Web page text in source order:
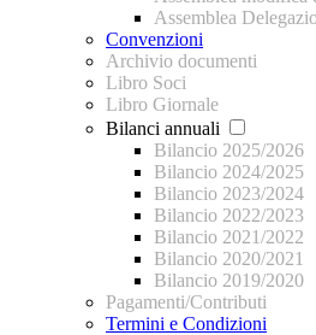
Assemblea
Convenzioni
Archivio documenti
Libro Soci
Libro Giornale
Bilanci annuali
Bilancio 2025/2026
Bilancio 2024/2025
Bilancio 2023/2024
Bilancio 2022/2023
Bilancio 2021/2022
Bilancio 2020/2021
Bilancio 2019/2020
Pagamenti/Contributi
Termini e Condizioni